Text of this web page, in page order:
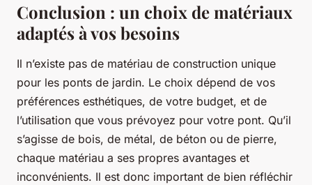
Conclusion : un choix de matériaux
adaptés à vos besoins
Il n’existe pas de matériau de construction unique
pour les ponts de jardin. Le choix dépend de vos
préférences esthétiques, de votre budget, et de
l’utilisation que vous prévoyez pour votre pont. Qu’il
s’agisse de bois, de métal, de béton ou de pierre,
chaque matériau a ses propres avantages et
inconvénients. Il est donc important de bien réfléchir